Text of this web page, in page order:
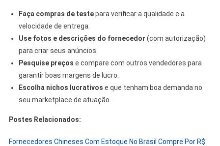
Faça compras de testepara verificar a qualidade e a
velocidade de entrega.
Use fotos e descrições do fornecedor (com autorização)
para criar seus anúncios.
Pesquise preços e compare com outros vendedores para
garantir boas margens de lucro.
Escolha nichos lucrativos e que tenham boa demanda no
seu marketplace de atuação.
Postes Relacionados:
Fornecedores Chineses Com Estoque No Brasil Compre Por R$